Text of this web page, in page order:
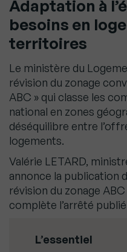
Adaptation à
besoins en
territoires
Le ministère du
révision du zonage
ABC » qui classe les
national en zones
déséquilibre entre
logements.
Valérie LETARD,
annonce la publication
révision du zonage
complète l’arrêté
L’essentiel